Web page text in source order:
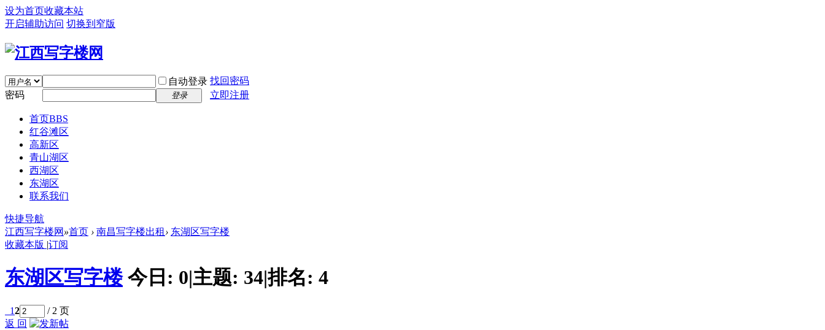
设为首页收藏本站
开启辅助访问 切换到窄版
自动登录 找回密码
密码
登录 立即注册
首页BBS
红谷滩区
高新区
青山湖区
西湖区
东湖区
联系我们
快捷导航
江西写字楼网 »首页 › 南昌写字楼出租 › 东湖区写字楼
收藏本版 |订阅
东湖区写字楼 今日: 0|主题: 34|排名: 4
12
/ 2 页
返 回